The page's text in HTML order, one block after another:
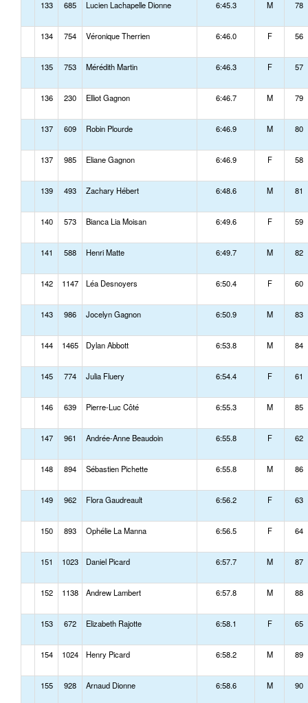
133 685 Lucien Lachapelle Dionne 6:45.3 M 78
134 754 Véronique Therrien 6:46.0 F 56
135 753 Mérédith Martin 6:46.3 F 57
136 230 Elliot Gagnon 6:46.7 M 79
137 609 Robin Plourde 6:46.9 M 80
137 985 Eliane Gagnon 6:46.9 F 58
139 493 Zachary Hébert 6:48.6 M 81
140 573 Bianca Lia Moisan 6:49.6 F 59
141 588 Henri Matte 6:49.7 M 82
142 1147 Léa Desnoyers 6:50.4 F 60
143 986 Jocelyn Gagnon 6:50.9 M 83
144 1465 Dylan Abbott 6:53.8 M 84
145 774 Julia Fluery 6:54.4 F 61
146 639 Pierre-Luc Côté 6:55.3 M 85
147 961 Andrée-Anne Beaudoin 6:55.8 F 62
148 894 Sébastien Pichette 6:55.8 M 86
149 962 Flora Gaudreault 6:56.2 F 63
150 893 Ophélie La Manna 6:56.5 F 64
151 1023 Daniel Picard 6:57.7 M 87
152 1138 Andrew Lambert 6:57.8 M 88
153 672 Elizabeth Rajotte 6:58.1 F 65
154 1024 Henry Picard 6:58.2 M 89
155 928 Arnaud Dionne 6:58.6 M 90